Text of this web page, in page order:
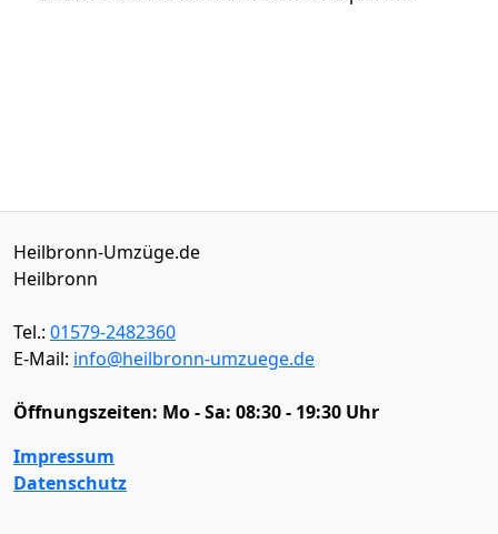
Heilbronn-Umzüge.de
Heilbronn
Tel.: 01579-2482360
E-Mail: info@heilbronn-umzuege.de
Öffnungszeiten: Mo - Sa: 08:30 - 19:30 Uhr
Impressum
Datenschutz